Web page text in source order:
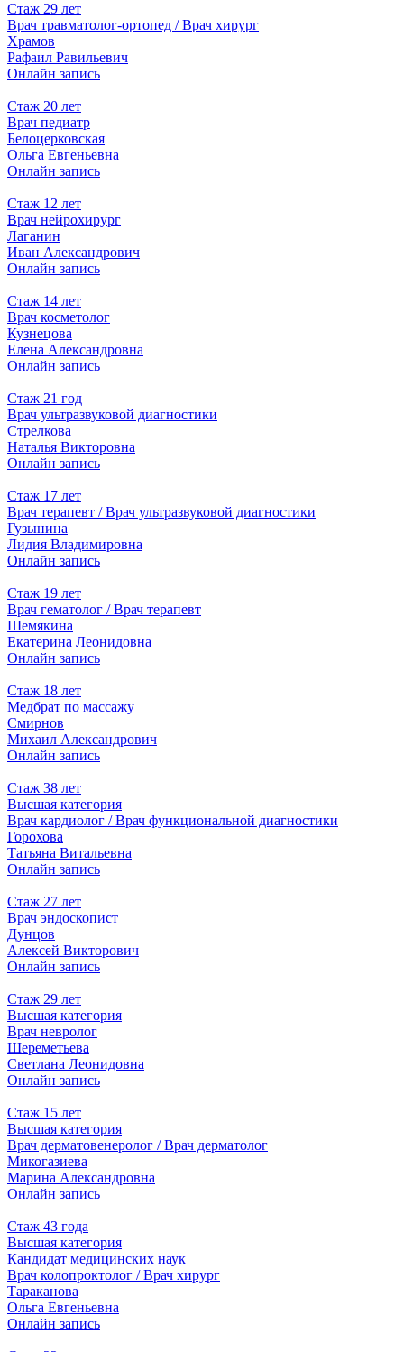
Стаж 29 лет
Врач травматолог-ортопед / Врач хирург
Храмов
Рафаил Равильевич
Онлайн запись
Стаж 20 лет
Врач педиатр
Белоцерковская
Ольга Евгеньевна
Онлайн запись
Стаж 12 лет
Врач нейрохирург
Лаганин
Иван Александрович
Онлайн запись
Стаж 14 лет
Врач косметолог
Кузнецова
Елена Александровна
Онлайн запись
Стаж 21 год
Врач ультразвуковой диагностики
Стрелкова
Наталья Викторовна
Онлайн запись
Стаж 17 лет
Врач терапевт / Врач ультразвуковой диагностики
Гузынина
Лидия Владимировна
Онлайн запись
Стаж 19 лет
Врач гематолог / Врач терапевт
Шемякина
Екатерина Леонидовна
Онлайн запись
Стаж 18 лет
Медбрат по массажу
Смирнов
Михаил Александрович
Онлайн запись
Стаж 38 лет
Высшая категория
Врач кардиолог / Врач функциональной диагностики
Горохова
Татьяна Витальевна
Онлайн запись
Стаж 27 лет
Врач эндоскопист
Дунцов
Алексей Викторович
Онлайн запись
Стаж 29 лет
Высшая категория
Врач невролог
Шереметьева
Светлана Леонидовна
Онлайн запись
Стаж 15 лет
Высшая категория
Врач дерматовенеролог / Врач дерматолог
Микогазиева
Марина Александровна
Онлайн запись
Стаж 43 года
Высшая категория
Кандидат медицинских наук
Врач колопроктолог / Врач хирург
Тараканова
Ольга Евгеньевна
Онлайн запись